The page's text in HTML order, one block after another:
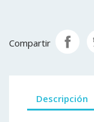
Compartir
Descripción